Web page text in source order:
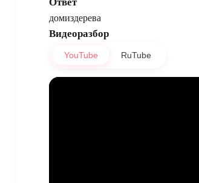
домиздерева
Видеоразбор
YouTube RuTube